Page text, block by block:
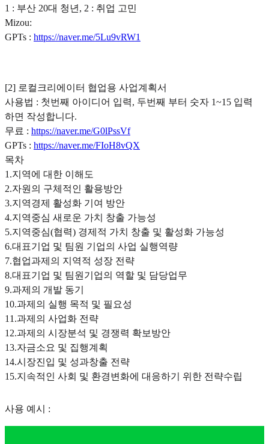
1 : 부산 20대 청년, 2 : 취업 고민
Mizou:
GPTs : https://naver.me/5Lu9vRW1
[2] 로컬크리에이터 협업용 사업계획서
사용법 : 첫번째 아이디어 입력, 두번째 부터 숫자 1~15 입력
하면 작성합니다.
무료 : https://naver.me/G0lPssVf
GPTs : https://naver.me/FIoH8vQX
목차
1.지역에 대한 이해도
2.자원의 구체적인 활용방안
3.지역경제 활성화 기여 방안
4.지역중심 새로운 가치 창출 가능성
5.지역중심(협력) 경제적 가치 창출 및 활성화 가능성
6.대표기업 및 팀원 기업의 사업 실행역량
7.협업과제의 지역적 성장 전략
8.대표기업 및 팀원기업의 역할 및 담당업무
9.과제의 개발 동기
10.과제의 실행 목적 및 필요성
11.과제의 사업화 전략
12.과제의 시장분석 및 경쟁력 확보방안
13.자금소요 및 집행계획
14.시장진입 및 성과창출 전략
15.지속적인 사회 및 환경변화에 대응하기 위한 전략수립
사용 예시 :